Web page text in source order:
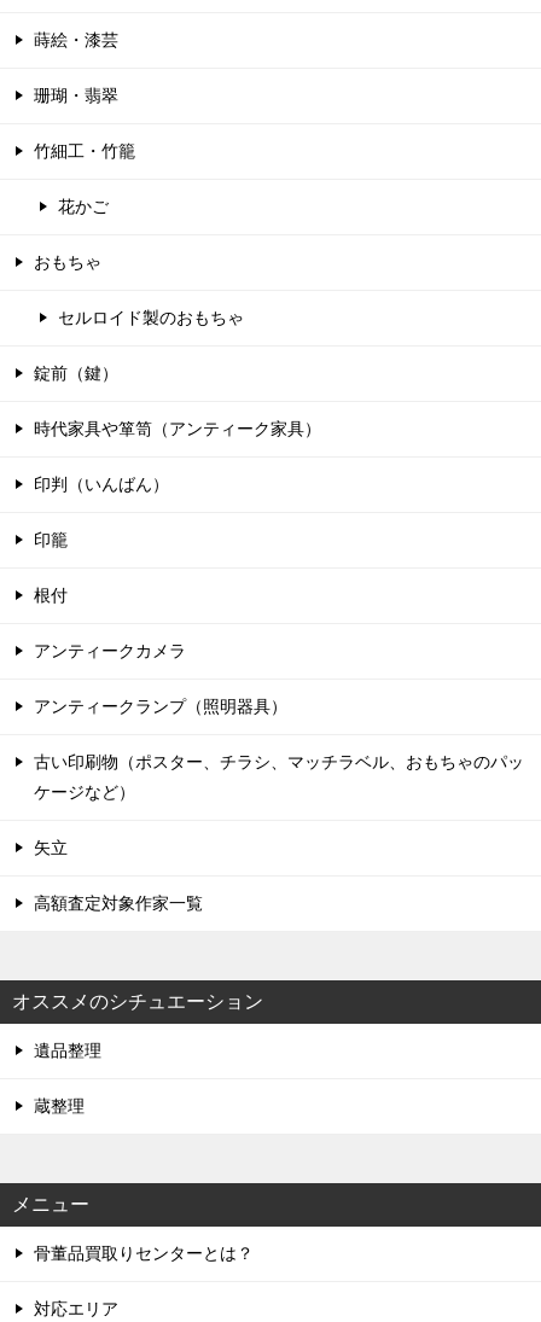
蒔絵・漆芸
珊瑚・翡翠
竹細工・竹籠
花かご
おもちゃ
セルロイド製のおもちゃ
錠前（鍵）
時代家具や箪笥（アンティーク家具）
印判（いんばん）
印籠
根付
アンティークカメラ
アンティークランプ（照明器具）
古い印刷物（ポスター、チラシ、マッチラベル、おもちゃのパッ
ケージなど）
矢立
高額査定対象作家一覧
オススメのシチュエーション
遺品整理
蔵整理
メニュー
骨董品買取りセンターとは？
対応エリア